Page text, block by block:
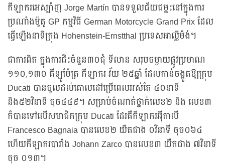
កីឡាករអេស្ប៉ាញ Jorge Martín បានទទួលជ័យជម្នះនៅក្នុងការ
ប្រណាំងម៉ូតូ GP កម្មវិធី German Motorcycle Grand Prix ដែល
ធ្វើឡើងនាទីក្រុង Hohenstein-Ernstthal ប្រទេសអាល្លឺម៉ង់។
ជាការពិត ក្នុងការជិះចំនួន៣០ជុំ ទីលាន សរុបចម្ងាយផ្លូវប្រមាណ
១១០,១៣០ គីឡូម៉ែត្រ កីឡាករ វ័យ ២៥ឆ្នាំ ដែលកាន់ចង្កូតឱ្យក្រុម
Ducati បានចូលដល់គោលដៅប្រើពេលអស់តែ ៤០នាទី
និង៥២វិនាទី ចុច៤៤៩។ សម្រាប់ចំណាត់ថ្នាក់លេខ២ និង លេខ៣
ក៏បានទៅលើសមាជិកក្រុម Ducati ដែរគឺកីឡាករអ៊ីតាលី
Francesco Bagnaia បានលេខ២ យឺតជាង ០វិនាទី ចុច០៦៤
ហើយកីឡាករបារាំង Johann Zarco បានលេខ៣ យឺតជាង ៧វិនាទី
ចុច ០១៣។